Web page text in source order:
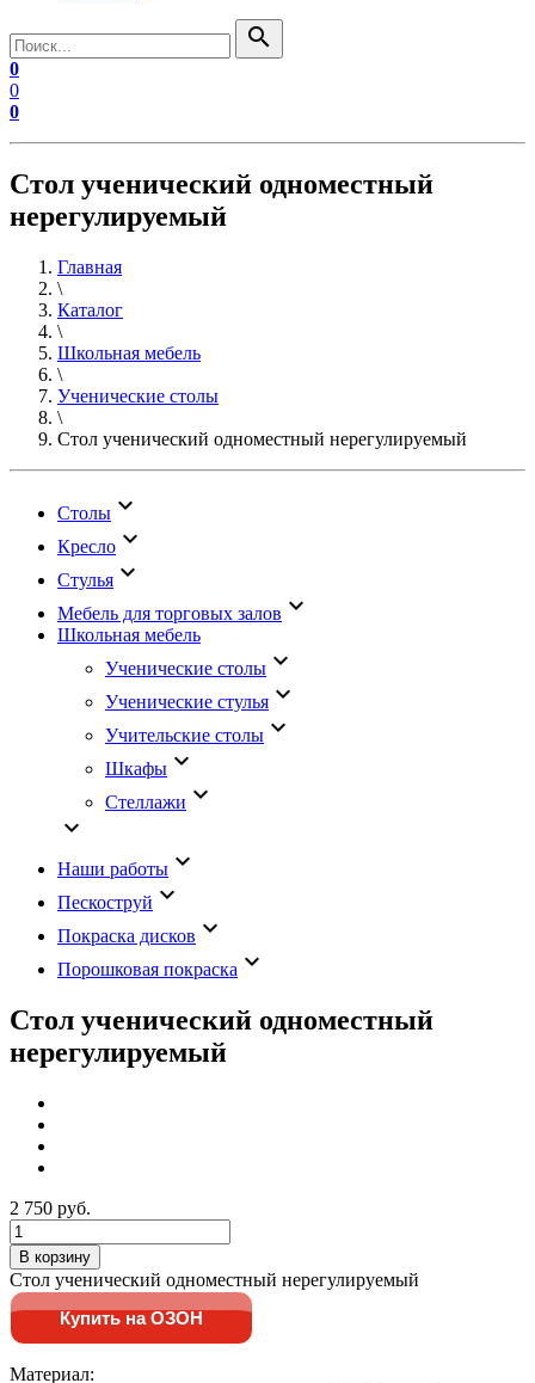
search
0
0
0
Стол ученический одноместный
нерегулируемый
Главная
\
Каталог
\
Школьная мебель
\
Ученические столы
\
Стол ученический одноместный нерегулируемый
Столы keyboard_arrow_down
Кресло keyboard_arrow_down
Стулья keyboard_arrow_down
Мебель для торговых залов keyboard_arrow_down
Школьная мебель
Ученические столы keyboard_arrow_down
Ученические стулья keyboard_arrow_down
Учительские столы keyboard_arrow_down
Шкафы keyboard_arrow_down
Стеллажи keyboard_arrow_down
keyboard_arrow_down
Наши работы keyboard_arrow_down
Пескоструй keyboard_arrow_down
Покраска дисков keyboard_arrow_down
Порошковая покраска keyboard_arrow_down
Стол ученический одноместный
нерегулируемый
2 750 руб.
В корзину
Стол ученический одноместный нерегулируемый
Купить на ОЗОН
Материал: